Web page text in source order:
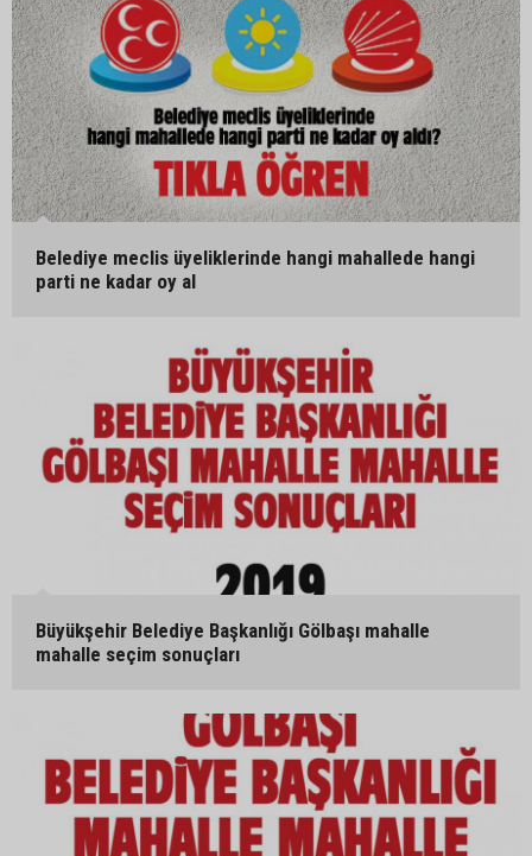
Belediye meclis üyeliklerinde hangi mahallede hangi
parti ne kadar oy al
Büyükşehir Belediye Başkanlığı Gölbaşı mahalle
mahalle seçim sonuçları